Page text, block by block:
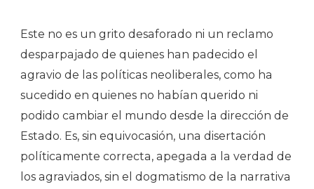
Este no es un grito desaforado ni un reclamo
desparpajado de quienes han padecido el
agravio de las políticas neoliberales, como ha
sucedido en quienes no habían querido ni
podido cambiar el mundo desde la dirección de
Estado. Es, sin equivocasión, una disertación
políticamente correcta, apegada a la verdad de
los agraviados, sin el dogmatismo de la narrativa